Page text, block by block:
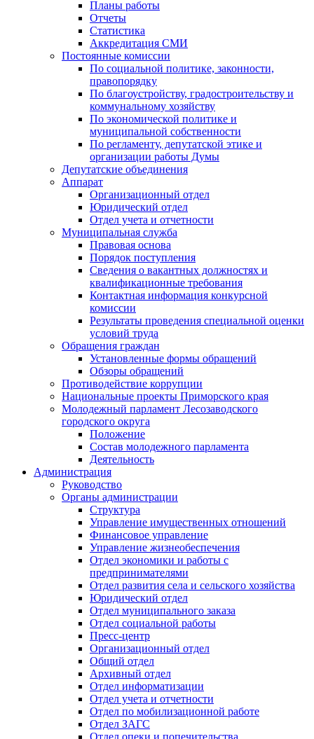
Планы работы
Отчеты
Статистика
Аккредитация СМИ
Постоянные комиссии
По социальной политике, законности,
правопорядку
По благоустройству, градостроительству и
коммунальному хозяйству
По экономической политике и
муниципальной собственности
По регламенту, депутатской этике и
организации работы Думы
Депутатские объединения
Аппарат
Организационный отдел
Юридический отдел
Отдел учета и отчетности
Муниципальная служба
Правовая основа
Порядок поступления
Сведения о вакантных должностях и
квалификационные требования
Контактная информация конкурсной
комиссии
Результаты проведения специальной оценки
условий труда
Обращения граждан
Установленные формы обращений
Обзоры обращений
Противодействие коррупции
Национальные проекты Приморского края
Молодежный парламент Лесозаводского
городского округа
Положение
Состав молодежного парламента
Деятельность
Администрация
Руководство
Органы администрации
Структура
Управление имущественных отношений
Финансовое управление
Управление жизнеобеспечения
Отдел экономики и работы с
предпринимателями
Отдел развития села и сельского хозяйства
Юридический отдел
Отдел муниципального заказа
Отдел социальной работы
Пресс-центр
Организационный отдел
Общий отдел
Архивный отдел
Отдел информатизации
Отдел учета и отчетности
Отдел по мобилизационной работе
Отдел ЗАГС